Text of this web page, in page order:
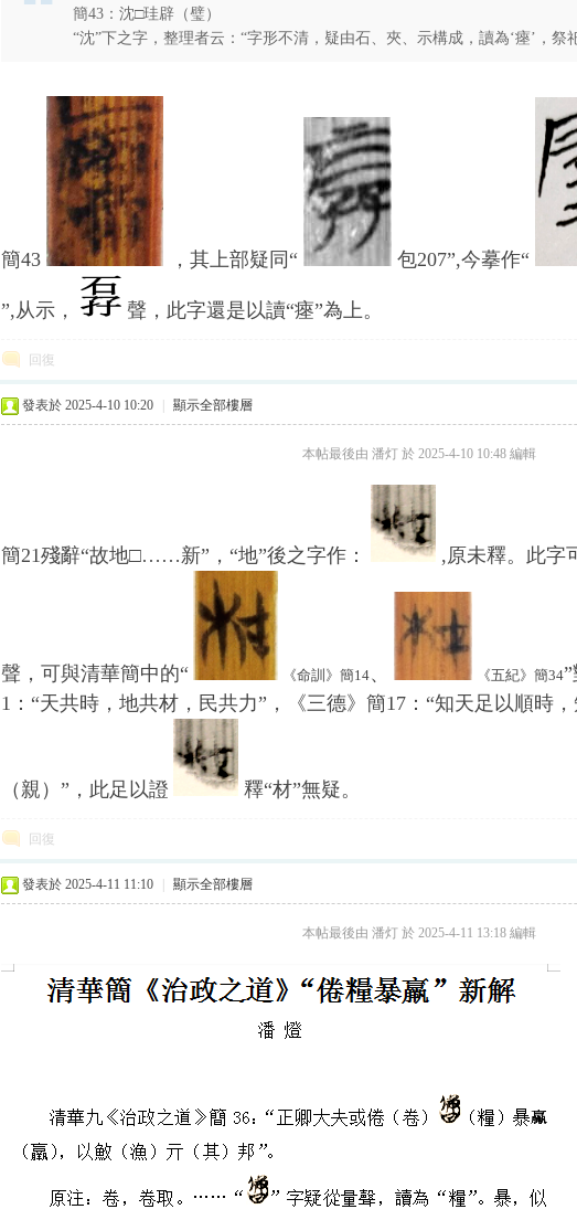
簡43：沈□珪辟（璧）
“沈”下之字，整理者云：“字形不清，疑由石、夾、示構成，讀為‘瘞’，祭
簡43 ，其上部疑同“ 包207”,今摹作“
”,从示， 聲，此字還是以讀“瘞”為上。
回復
發表於 2025-4-10 10:20 顯示全部樓層
本帖最後由 潘灯 於 2025-4-10 10:48 編輯
簡21殘辭“故地□……新”，“地”後之字作： ,原未釋。此字
聲，可與清華簡中的“ 《命訓》簡14、 《五紀》簡34
1：“天共時，地共材，民共力”，《三德》簡17：“知天足以順時
（親）”，此足以證 釋“材”無疑。
回復
發表於 2025-4-11 11:10 顯示全部樓層
本帖最後由 潘灯 於 2025-4-11 13:18 編輯